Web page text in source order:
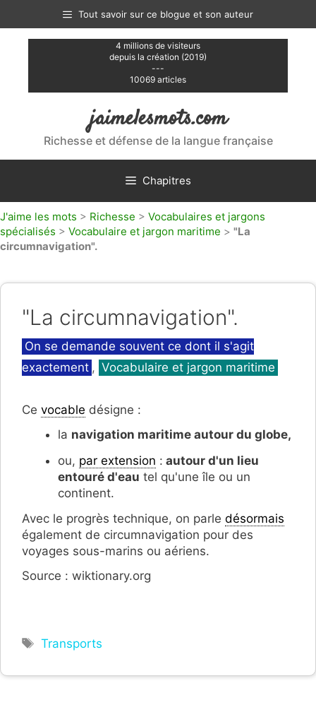
contenu
Tout savoir sur ce blogue et son auteur
4 millions de visiteurs
depuis la création (2019)
---
10069 articles
jaimelesmots.com
Richesse et défense de la langue française
Chapitres
J'aime les mots > Richesse > Vocabulaires et jargons
spécialisés > Vocabulaire et jargon maritime > "La
circumnavigation".
"La circumnavigation".
Catégories
On se demande souvent ce dont il s'agit
exactement , Vocabulaire et jargon maritime
Ce vocable désigne :
la navigation maritime autour du globe,
ou, par extension : autour d'un lieu
entouré d'eau tel qu'une île ou un
continent.
Avec le progrès technique, on parle désormais
également de circumnavigation pour des
voyages sous-marins ou aériens.
Source : wiktionary.org
Étiquettes
Transports